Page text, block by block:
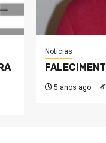
Notícias
5 anos ago